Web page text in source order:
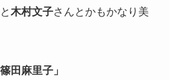
木村文子さんとかもかなり美
田麻里子」